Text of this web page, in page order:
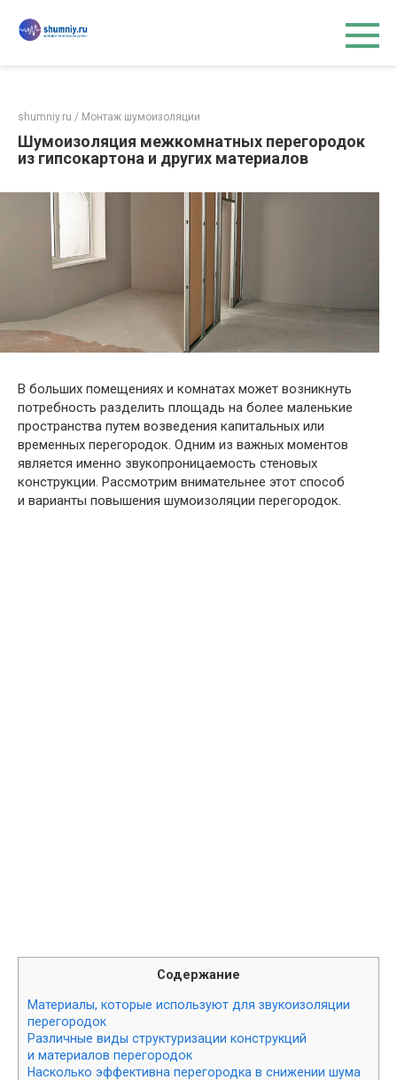
контенту
shumniy.ru / Монтаж шумоизоляции
Шумоизоляция межкомнатных перегородок
из гипсокартона и других материалов
В больших помещениях и комнатах может возникнуть
потребность разделить площадь на более маленькие
пространства путем возведения капитальных или
временных перегородок. Одним из важных моментов
является именно звукопроницаемость стеновых
конструкции. Рассмотрим внимательнее этот способ
и варианты повышения шумоизоляции перегородок.
Содержание
Материалы, которые используют для звукоизоляции
перегородок
Различные виды структуризации конструкций
и материалов перегородок
Насколько эффективна перегородка в снижении шума